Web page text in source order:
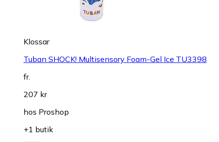
Klossar
Tuban SHOCK! Multisensory Foam-Gel Ice TU3398
fr.
207 kr
hos Proshop
+1 butik